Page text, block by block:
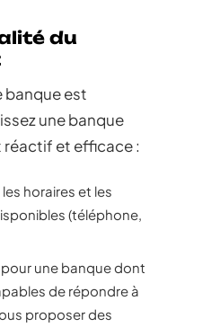
du
banque est
une banque
réactif et efficace :
les horaires et les
(téléphone,
une banque dont
de répondre à
proposer des